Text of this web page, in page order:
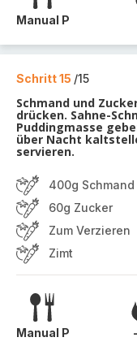
Manual P
Schritt 15 /15
Schmand und
drücken. Sahne-
Puddingmasse
über Nacht
servieren.
400g Schmand
60g Zucker
Zum Verzieren
Zimt
Manual P